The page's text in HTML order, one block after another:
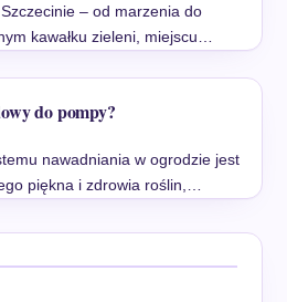
– od marzenia do
kawałku zieleni, miejscu…
do pompy?
nawadniania w ogrodzie jest
piękna i zdrowia roślin,…